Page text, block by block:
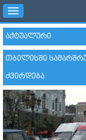
Toggle
navigation
ᲐᲥᲢᲣᲐᲚᲣᲠᲘ
ᲗᲑᲘᲚᲘᲡᲨᲘ
ᲫᲕᲘᲠᲓᲔᲑᲐ